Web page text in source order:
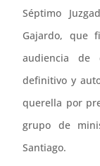
Séptimo
Gajardo, que
audiencia de
definitivo y
querella por
grupo de
Santiago.